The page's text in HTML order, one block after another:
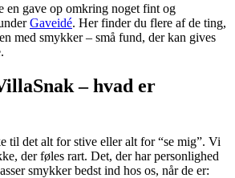
en gave op omkring noget fint og
Gaveidé. Her finder du flere af de ting,
med smykker – små fund, der kan gives
– hvad er
til det alt for stive eller alt for “se mig”. Vi
der føles rart. Det, der har personlighed
smykker bedst ind hos os, når de er: